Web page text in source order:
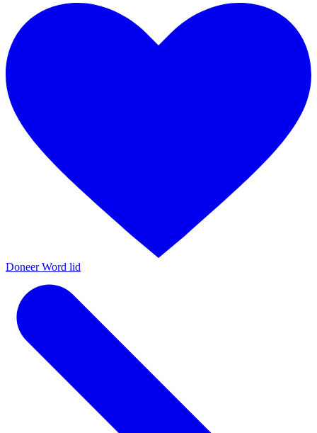
DoneerWord lid